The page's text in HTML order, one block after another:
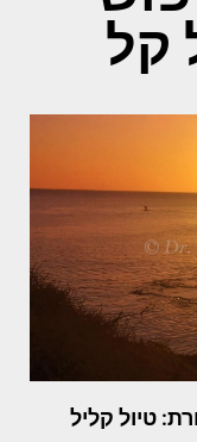
קל
טיול קליל